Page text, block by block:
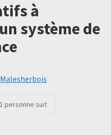
à
système de
1 personne suit